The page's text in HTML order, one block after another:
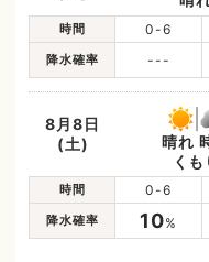
時間 0-6
降水確率 ---
8月8日
(土)
晴れ
くも
時間 0-6
降水確率 10%